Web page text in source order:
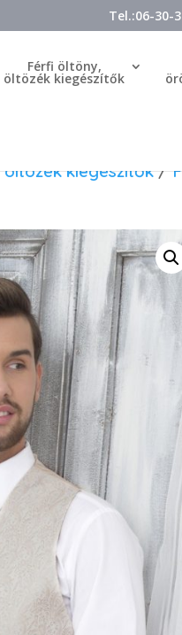
Tel.:06-30-
Férfi öltöny,
öltözék kiegészítők
kiegészítők/